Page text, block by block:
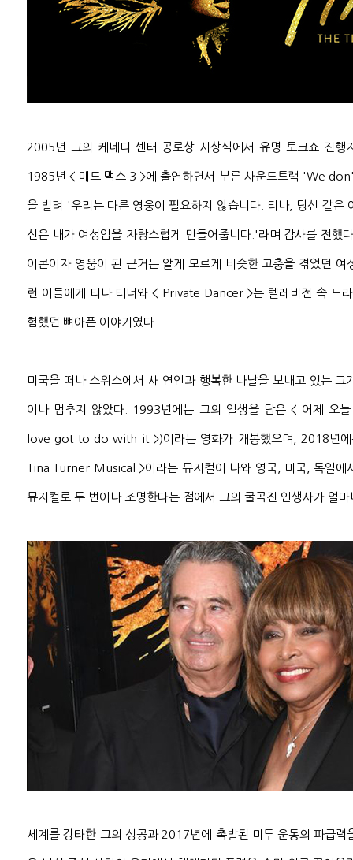
2005년 그의 케네디 센터 공로상 시상식에서 유명 토크쇼 진행
1985년 < 매드 맥스 3 >에 출연하면서 부른 사운드트랙 'We
을 빌려 '우리는 다른 영웅이 필요하지 않습니다. 티나, 당신 같은
신은 내가 여성임을 자랑스럽게 만들어줍니다.'라며 감사를 전했
이콘이자 영웅이 된 근거는 알게 모르게 비슷한 고충을 겪었던 여
런 이들에게 티나 터너와 < Private Dancer >는 텔레비전 속 드
험했던 뼈아픈 이야기였다.
미국을 떠나 스위스에서 새 연인과 행복한 나날을 보내고 있는 그
이나 멈추지 않았다. 1993년에는 그의 일생을 담은 < 어제 오
love got to do with it >)이라는 영화가 개봉했으며, 2018년
Tina Turner Musical >이라는 뮤지컬이 나와 영국, 미국, 독일에
뮤지컬로 두 번이나 조명한다는 점에서 그의 굴곡진 인생사가 얼
세계를 강타한 그의 성공과 2017년에 촉발된 미투 운동의 파급력